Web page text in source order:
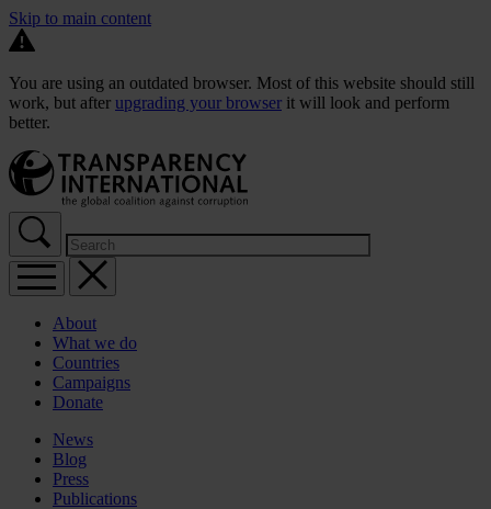
Skip to main content
You are using an outdated browser. Most of this website should still
work, but after upgrading your browser it will look and perform
better.
About
What we do
Countries
Campaigns
Donate
News
Blog
Press
Publications